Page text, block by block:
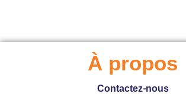
À propos
Contactez-nous